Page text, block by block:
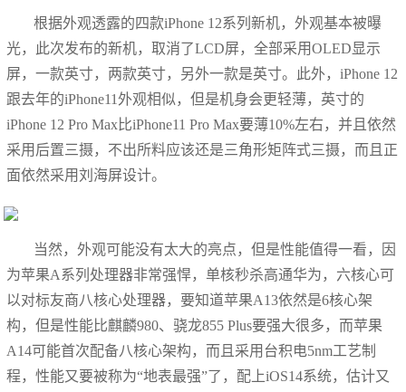
根据外观透露的四款iPhone 12系列新机，外观基本被曝
光，此次发布的新机，取消了LCD屏，全部采用OLED显示
屏，一款英寸，两款英寸，另外一款是英寸。此外，iPhone 12
跟去年的iPhone11外观相似，但是机身会更轻薄，英寸的
iPhone 12 Pro Max比iPhone11 Pro Max要薄10%左右，并且依然
采用后置三摄，不出所料应该还是三角形矩阵式三摄，而且正
面依然采用刘海屏设计。
当然，外观可能没有太大的亮点，但是性能值得一看，因
为苹果A系列处理器非常强悍，单核秒杀高通华为，六核心可
以对标友商八核心处理器，要知道苹果A13依然是6核心架
构，但是性能比麒麟980、骁龙855 Plus要强大很多，而苹果
A14可能首次配备八核心架构，而且采用台积电5nm工艺制
程，性能又要被称为“地表最强”了，配上iOS14系统，估计又